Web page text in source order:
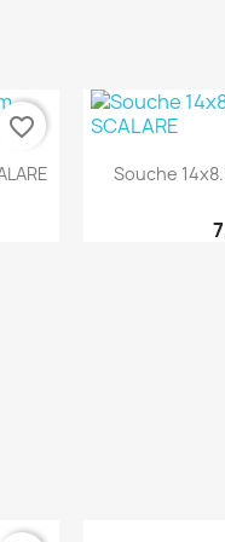
favorite_border

Souche